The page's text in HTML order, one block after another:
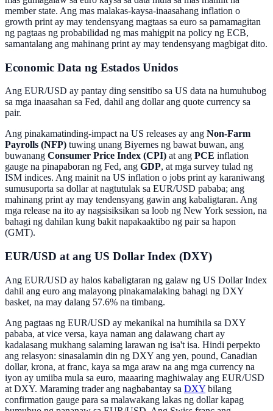
member state. Ang mas malakas-kaysa-inaasahang inflation o
growth print ay may tendensyang magtaas sa euro sa pamamagitan
ng pagtaas ng probabilidad ng mas mahigpit na policy ng ECB,
samantalang ang mahinang print ay may tendensyang magbigat dito.
Economic Data ng Estados Unidos
Ang EUR/USD ay pantay ding sensitibo sa US data na humuhubog
sa mga inaasahan sa Fed, dahil ang dollar ang quote currency sa
pair.
Ang pinakamatinding-impact na US releases ay ang Non-Farm
Payrolls (NFP) tuwing unang Biyernes ng bawat buwan, ang
buwanang Consumer Price Index (CPI) at ang PCE inflation
gauge na pinapaboran ng Fed, ang GDP, at mga survey tulad ng
ISM indices. Ang mainit na US inflation o jobs print ay karaniwang
sumusuporta sa dollar at nagtutulak sa EUR/USD pababa; ang
mahinang print ay may tendensyang gawin ang kabaligtaran. Ang
mga release na ito ay nagsisiksikan sa loob ng New York session, na
bahagi ng dahilan kung bakit napakaaktibo ng pair sa hapon
(GMT).
EUR/USD at ang US Dollar Index (DXY)
Ang EUR/USD ay halos kabaligtaran ng galaw ng US Dollar Index
dahil ang euro ang malayong pinakamalaking bahagi ng DXY
basket, na may dalang 57.6% na timbang.
Ang pagtaas ng EUR/USD ay mekanikal na humihila sa DXY
pababa, at vice versa, kaya naman ang dalawang chart ay
kadalasang mukhang salaming larawan ng isa't isa. Hindi perpekto
ang relasyon: sinasalamin din ng DXY ang yen, pound, Canadian
dollar, krona, at franc, kaya sa mga araw na ang mga currency na
iyon ay umiiba mula sa euro, maaaring maghiwalay ang EUR/USD
at DXY. Maraming trader ang nagbabantay sa DXY bilang
confirmation gauge para sa malawakang lakas ng dollar kapag